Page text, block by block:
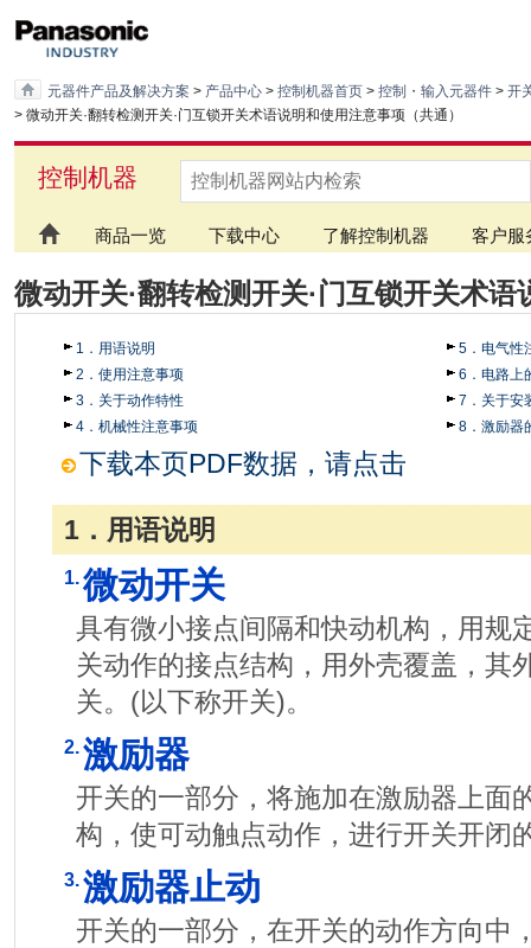
元器件产品及解决方案 > 产品中心 > 控制机器首页 > 控制・输入元器件 > 开
> 微动开关·翻转检测开关·门互锁开关术语说明和使用注意事项（共通）
控制机器
商品一览 下载中心 了解控制机器 客户服
微动开关·翻转检测开关·门互锁开关术
1．用语说明
2．使用注意事项
3．关于动作特性
4．机械性注意事项
5．电气性
6．电路上
7．关于安
8．激励器
下载本页PDF数据，请点击
1．用语说明
1.微动开关
具有微小接点间隔和快动机构，用规
关动作的接点结构，用外壳覆盖，其
关。(以下称开关)。
2.激励器
开关的一部分，将施加在激励器上面
构，使可动触点动作，进行开关开闭
3.激励器止动
开关的一部分，在开关的动作方向中